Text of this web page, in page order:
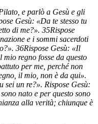
e parlò a Gesù e gli
Gesù: «Da te stesso tu
di me?». 35Rispose
e i sommi sacerdoti
36Rispose Gesù: «Il
regno fosse da questo
per me, perché non
il mio, non è da qui».
un re?». Rispose Gesù:
nato e per questo sono
alla verità; chiunque è